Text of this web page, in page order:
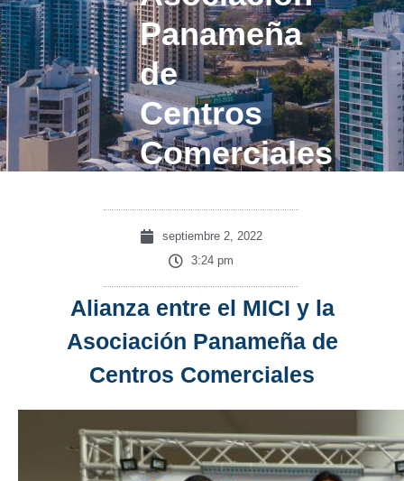
Panameña
de
Centros
Comerciales
septiembre 2, 2022
3:24 pm
Alianza entre el MICI y la
Asociación Panameña de
Centros Comerciales